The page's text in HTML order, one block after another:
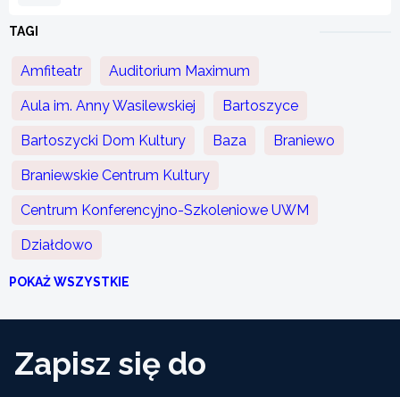
TAGI
Amfiteatr Auditorium Maximum
Aula im. Anny Wasilewskiej Bartoszyce
Bartoszycki Dom Kultury Baza Braniewo
Braniewskie Centrum Kultury
Centrum Konferencyjno-Szkoleniowe UWM
Działdowo
POKAŻ WSZYSTKIE
Zapisz się do